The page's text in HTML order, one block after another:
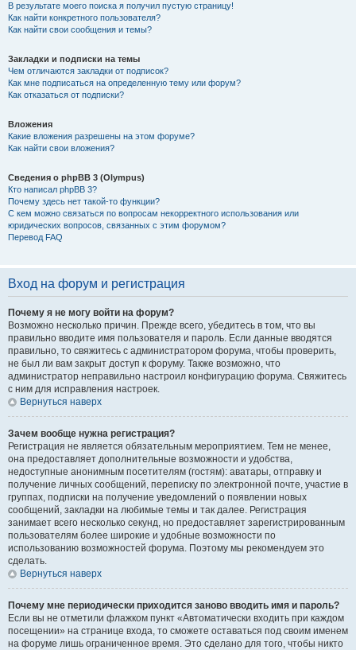
В результате моего поиска я получил пустую страницу!
Как найти конкретного пользователя?
Как найти свои сообщения и темы?
Закладки и подписки на темы
Чем отличаются закладки от подписок?
Как мне подписаться на определенную тему или форум?
Как отказаться от подписки?
Вложения
Какие вложения разрешены на этом форуме?
Как найти свои вложения?
Сведения о phpBB 3 (Olympus)
Кто написал phpBB 3?
Почему здесь нет такой-то функции?
С кем можно связаться по вопросам некорректного использования или
юридических вопросов, связанных с этим форумом?
Перевод FAQ
Вход на форум и регистрация
Почему я не могу войти на форум?
Возможно несколько причин. Прежде всего, убедитесь в том, что вы
правильно вводите имя пользователя и пароль. Если данные вводятся
правильно, то свяжитесь с администратором форума, чтобы проверить,
не был ли вам закрыт доступ к форуму. Также возможно, что
администратор неправильно настроил конфигурацию форума. Свяжитесь
с ним для исправления настроек.
Вернуться наверх
Зачем вообще нужна регистрация?
Регистрация не является обязательным мероприятием. Тем не менее,
она предоставляет дополнительные возможности и удобства,
недоступные анонимным посетителям (гостям): аватары, отправку и
получение личных сообщений, переписку по электронной почте, участие в
группах, подписки на получение уведомлений о появлении новых
сообщений, закладки на любимые темы и так далее. Регистрация
занимает всего несколько секунд, но предоставляет зарегистрированным
пользователям более широкие и удобные возможности по
использованию возможностей форума. Поэтому мы рекомендуем это
сделать.
Вернуться наверх
Почему мне периодически приходится заново вводить имя и пароль?
Если вы не отметили флажком пункт «Автоматически входить при каждом
посещении» на странице входа, то сможете оставаться под своим именем
на форуме лишь ограниченное время. Это сделано для того, чтобы никто